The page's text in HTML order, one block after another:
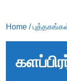
Home /